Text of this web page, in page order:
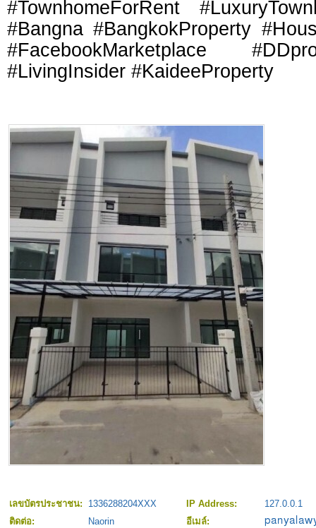
#TownhomeForRent
#Bangna #BangkokProperty
#FacebookMarketplace
#LivingInsider #KaideeProperty
เลขบัตรประชาชน: 1336288204XXX IP Address:
127.0.0.1
ติดต่อ:
Naorin
อีเมล์: